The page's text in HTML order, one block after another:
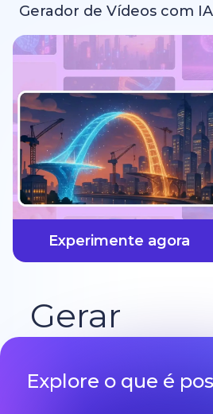
Gerador de Vídeos com IA
Experimente agora
Gerar
Explore o que é